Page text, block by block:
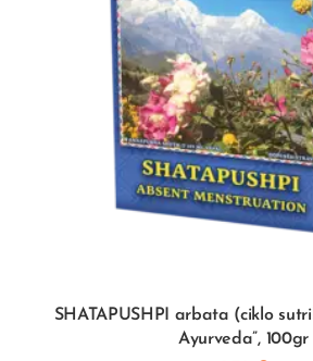
SHATAPUSHPI arbata (ciklo
Ayurveda”, 100gr